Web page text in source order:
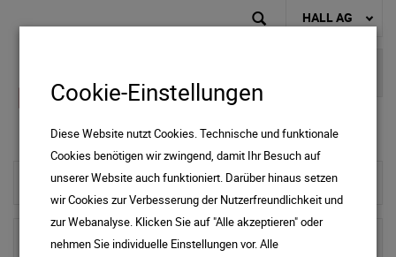
HALL AG
zur Startseite
Kälte
Cookie-Einstellungen
Diese Website nutzt Cookies. Technische und funktionale
Cookies benötigen wir zwingend, damit Ihr Besuch auf
unserer Website auch funktioniert. Darüber hinaus setzen
wir Cookies zur Verbesserung der Nutzerfreundlichkeit und
zur Webanalyse. Klicken Sie auf "Alle akzeptieren" oder
nehmen Sie individuelle Einstellungen vor. Alle